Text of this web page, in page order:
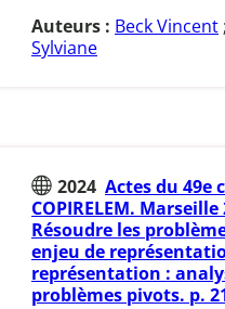
Auteurs : Beck Vincent ;
Sylviane
2024 Actes du 49e
COPIRELEM. Marseille
Résoudre les
enjeu de
représentation :
problèmes pivots. p.